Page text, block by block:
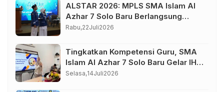
ALSTAR 2026: MPLS SMA Islam Al
Azhar 7 Solo Baru Berlangsung
Sukses, Wujudkan Awal Perjalanan
Rabu,22Juli2026
Tingkatkan Kompetensi Guru, SMA
Islam Al Azhar 7 Solo Baru Gelar IHT
Pembelajaran Bilingual
Selasa,14Juli2026